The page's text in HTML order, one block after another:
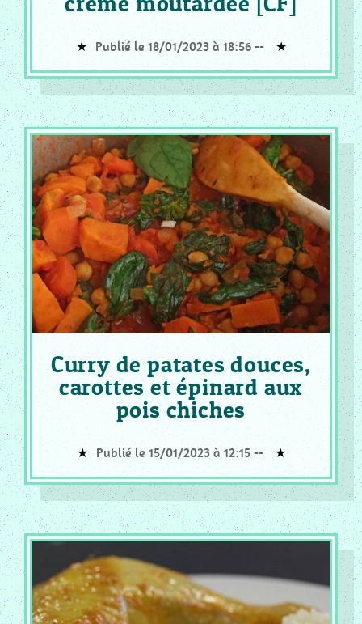
Publié le 18/01/2023 à 18:56 --
Curry de patates douces,
carottes et épinard aux
pois chiches
Publié le 15/01/2023 à 12:15 --